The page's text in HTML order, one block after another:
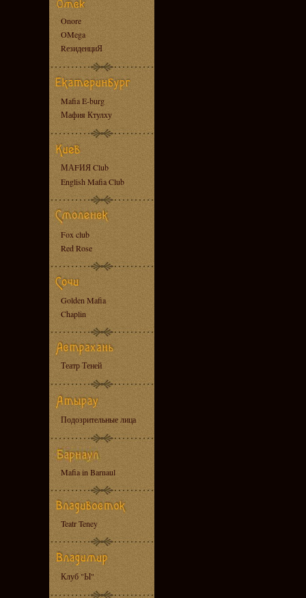
Onore
OMega
RезиденциЯ
Mafia E-burg
Мафия Ктулху
МАFИЯ Club
English Mafia Club
Fox club
Red Rose
Golden Mafia
Chaplin
Театр Теней
Подозрительные лица
Mafia in Barnaul
Teatr Teney
Клуб "Ы"